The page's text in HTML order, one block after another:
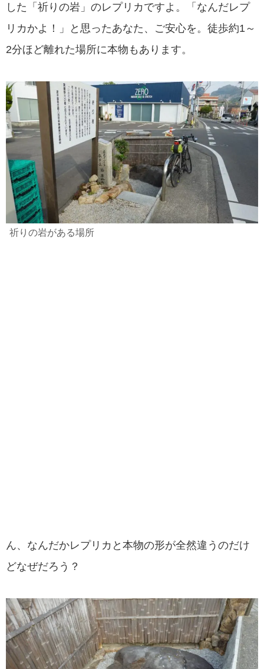
した「祈りの岩」のレプリカですよ。「なんだレプ
リカかよ！」と思ったあなた、ご安心を。徒歩約1～
2分ほど離れた場所に本物もあります。
祈りの岩がある場所
ん、なんだかレプリカと本物の形が全然違うのだけ
どなぜだろう？